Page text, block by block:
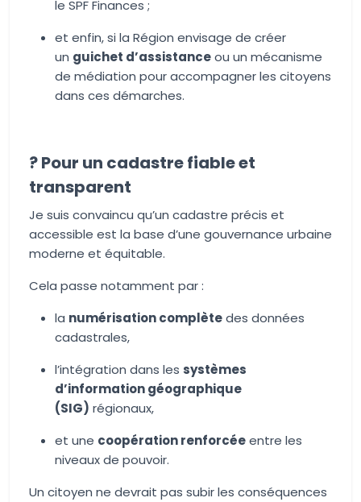
le SPF Finances ;
et enfin, si la Région envisage de créer
un guichet d’assistanceou un mécanisme
de médiation pour accompagner les citoyens
dans ces démarches.
? Pour un cadastre fiable et
transparent
Je suis convaincu qu’un cadastre précis et
accessible est la base d’une gouvernance urbaine
moderne et équitable.
Cela passe notamment par :
la numérisation complètedes données
cadastrales,
l’intégration dans les systèmes
d’information géographique
(SIG) régionaux,
et une coopération renforcéeentre les
niveaux de pouvoir.
Un citoyen ne devrait pas subir les conséquences